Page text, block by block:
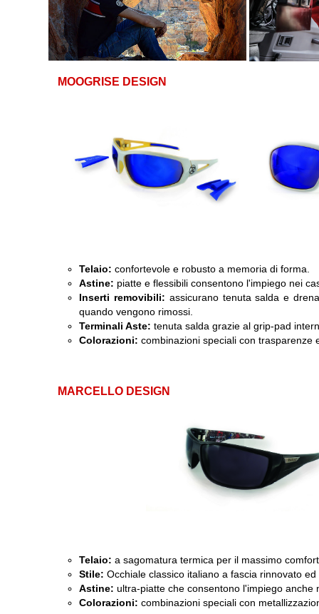
MOOGRISE DESIGN
Telaio: confortevole e robusto a memoria di forma.
Astine: piatte e flessibili consentono l'impiego nei
Inserti removibili: assicurano tenuta salda e
quando vengono rimossi.
Terminali Aste: tenuta salda grazie al grip-pad
Colorazioni: combinazioni speciali con trasparenze
MARCELLO DESIGN
Telaio: a sagomatura termica per il massimo
Stile: Occhiale classico italiano a fascia rinnovato
Astine: ultra-piatte che consentono l'impiego anche
Colorazioni: combinazioni speciali con